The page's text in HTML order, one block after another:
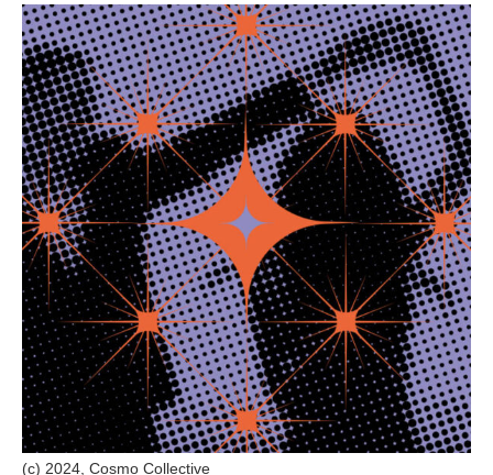
(c) 2024, Cosmo Collective